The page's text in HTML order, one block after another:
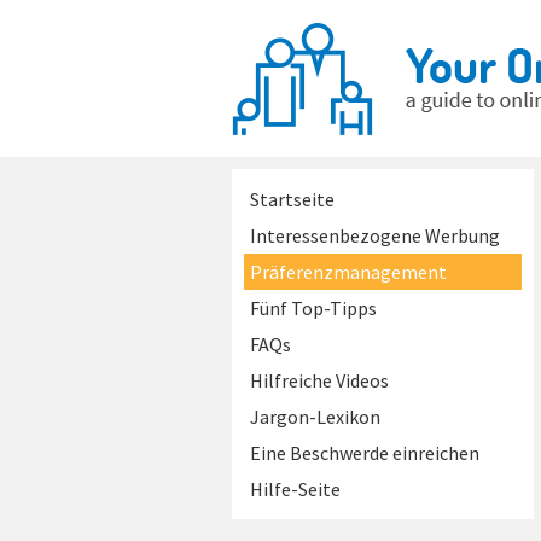
Startseite
Interessenbezogene Werbung
Präferenzmanagement
Fünf Top-Tipps
FAQs
Hilfreiche Videos
Jargon-Lexikon
Eine Beschwerde einreichen
Hilfe-Seite